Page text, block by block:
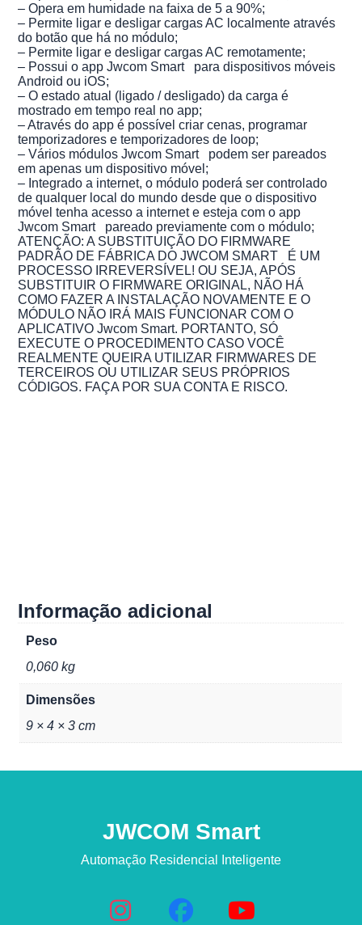
– Opera em humidade na faixa de 5 a 90%;
– Permite ligar e desligar cargas AC localmente através
do botão que há no módulo;
– Permite ligar e desligar cargas AC remotamente;
– Possui o app Jwcom Smart para dispositivos móveis
Android ou iOS;
– O estado atual (ligado / desligado) da carga é
mostrado em tempo real no app;
– Através do app é possível criar cenas, programar
temporizadores e temporizadores de loop;
– Vários módulos Jwcom Smart podem ser pareados
em apenas um dispositivo móvel;
– Integrado a internet, o módulo poderá ser controlado
de qualquer local do mundo desde que o dispositivo
móvel tenha acesso a internet e esteja com o app
Jwcom Smart pareado previamente com o módulo;
ATENÇÃO: A SUBSTITUIÇÃO DO FIRMWARE
PADRÃO DE FÁBRICA DO JWCOM SMART É UM
PROCESSO IRREVERSÍVEL! OU SEJA, APÓS
SUBSTITUIR O FIRMWARE ORIGINAL, NÃO HÁ
COMO FAZER A INSTALAÇÃO NOVAMENTE E O
MÓDULO NÃO IRÁ MAIS FUNCIONAR COM O
APLICATIVO Jwcom Smart. PORTANTO, SÓ
EXECUTE O PROCEDIMENTO CASO VOCÊ
REALMENTE QUEIRA UTILIZAR FIRMWARES DE
TERCEIROS OU UTILIZAR SEUS PRÓPRIOS
CÓDIGOS. FAÇA POR SUA CONTA E RISCO.
Informação adicional
Peso
0,060 kg
Dimensões
9 × 4 × 3 cm
JWCOM Smart
Automação Residencial Inteligente